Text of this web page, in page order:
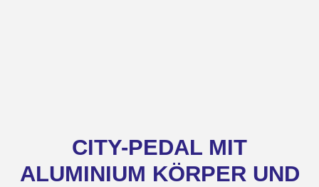
CITY-PEDAL MIT
ALUMINIUM KÖRPER UND